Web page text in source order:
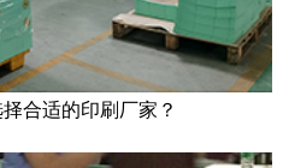
合适的印刷厂家？